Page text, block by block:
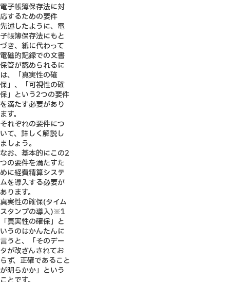
電子帳簿保存法に対
応するための要件
先述したように、電
子帳簿保存法にもと
づき、紙に代わって
電磁的記録での文書
保管が認められるに
は、「真実性の確
保」、「可視性の確
保」という2つの要件
を満たす必要があり
ます。
それぞれの要件につ
いて、詳しく解説し
ましょう。
なお、基本的にこの2
つの要件を満たすた
めに経費精算システ
ムを導入する必要が
あります。
真実性の確保(タイム
スタンプの導入)※1
「真実性の確保」と
いうのはかんたんに
言うと、「そのデー
タが改ざんされてお
らず、正確であること
が明らかか」という